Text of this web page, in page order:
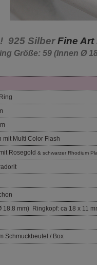
925 SilberFine Art
Größe: 59 (Innen
mit Multi Color Flash
Rosegold & schwarzer Rhodium
18.8 mm) Ringkopf: ca 18 x 11
Schmuckbeutel / Box